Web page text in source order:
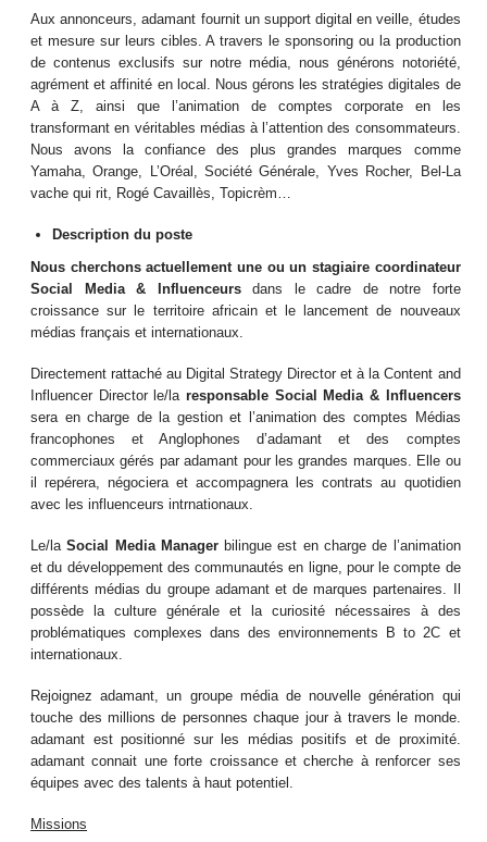
Aux annonceurs, adamant fournit un support digital en veille, études
et mesure sur leurs cibles. A travers le sponsoring ou la production
de contenus exclusifs sur notre média, nous générons notoriété,
agrément et affinité en local. Nous gérons les stratégies digitales de
A à Z, ainsi que l’animation de comptes corporate en les
transformant en véritables médias à l’attention des consommateurs.
Nous avons la confiance des plus grandes marques comme
Yamaha, Orange, L’Oréal, Société Générale, Yves Rocher, Bel-La
vache qui rit, Rogé Cavaillès, Topicrèm…
Description du poste
Nous cherchons actuellement une ou un stagiaire coordinateur
Social Media & Influenceursdans le cadre de notre forte
croissance sur le territoire africain et le lancement de nouveaux
médias français et internationaux.
Directement rattaché au Digital Strategy Director et à la Content and
Influencer Director le/la responsable Social Media & Influencers
sera en charge de la gestion et l’animation des comptes Médias
francophones et Anglophones d’adamant et des comptes
commerciaux gérés par adamant pour les grandes marques. Elle ou
il repérera, négociera et accompagnera les contrats au quotidien
avec les influenceurs intrnationaux.
Le/laSocial Media Manager bilingue est en charge de l’animation
et du développement des communautés en ligne, pour le compte de
différents médias du groupe adamant et de marques partenaires. Il
possède la culture générale et la curiosité nécessaires à des
problématiques complexes dans des environnements B to 2C et
internationaux.
Rejoignez adamant, un groupe média de nouvelle génération qui
touche des millions de personnes chaque jour à travers le monde.
adamant est positionné sur les médias positifs et de proximité.
adamant connait une forte croissance et cherche à renforcer ses
équipes avec des talents à haut potentiel.
Missions